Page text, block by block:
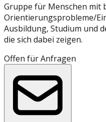
Gruppe für Menschen mit
Orientierungsprobleme/
Ausbildung, Studium und
die sich dabei zeigen.
Offen für Anfragen